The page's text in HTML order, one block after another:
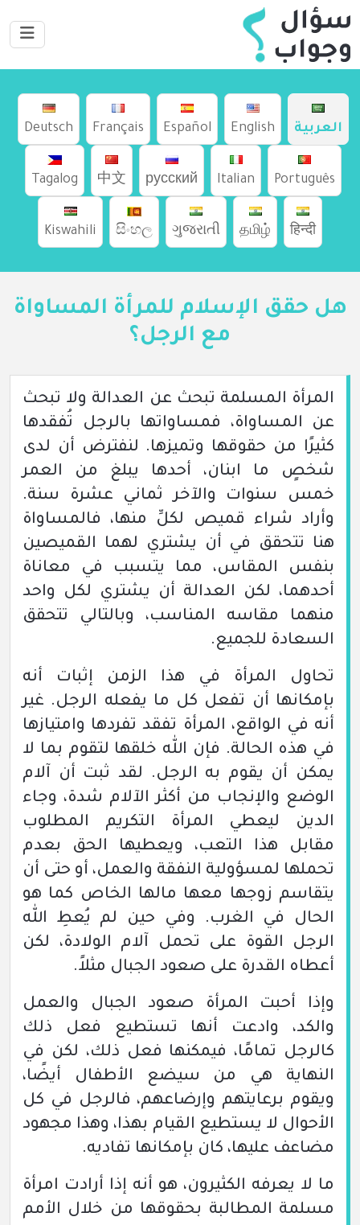
العربية English
Español
Français
Deutsch
Português
Italian
русский
中文
Tagalog
हिन्दी
தமிழ்
ગુજરાતી
සිංහල
Kiswahili
هل حقق الإسلام للمرأة المساواة
مع الرجل؟
المرأة المسلمة تبحث عن العدالة ولا تبحث
عن المساواة، فمساواتها بالرجل تُفقدها
كثيرًا من حقوقها وتميزها. لنفترض أن لدى
شخصٍ ما ابنان، أحدها يبلغ من العمر
خمس سنوات والآخر ثماني عشرة سنة.
وأراد شراء قميص لكلِّ منها، فالمساواة
هنا تتحقق في أن يشتري لهما القميصين
بنفس المقاس، مما يتسبب في معاناة
أحدهما، لكن العدالة أن يشتري لكل واحد
منهما مقاسه المناسب، وبالتالي تتحقق
السعادة للجميع.
تحاول المرأة في هذا الزمن إثبات أنه
بإمكانها أن تفعل كل ما يفعله الرجل. غير
أنه في الواقع، المرأة تفقد تفردها وامتيازها
في هذه الحالة. فإن الله خلقها لتقوم بما لا
يمكن أن يقوم به الرجل. لقد ثبت أن آلام
الوضع والإنجاب من أكثر الآلام شدة، وجاء
الدين ليعطي المرأة التكريم المطلوب
مقابل هذا التعب، ويعطيها الحق بعدم
تحملها لمسؤولية النفقة والعمل، أو حتى أن
يتقاسم زوجها معها مالها الخاص كما هو
الحال في الغرب. وفي حين لم يُعطِ الله
الرجل القوة على تحمل آلام الولادة، لكن
أعطاه القدرة على صعود الجبال مثلاً.
وإذا أحبت المرأة صعود الجبال والعمل
والكد، وادعت أنها تستطيع فعل ذلك
كالرجل تمامًا، فيمكنها فعل ذلك، لكن في
النهاية هي من سيضع الأطفال أيضًا،
ويقوم برعايتهم وإرضاعهم، فالرجل في كل
الأحوال لا يستطيع القيام بهذا، وهذا مجهود
مضاعف عليها، كان بإمكانها تفاديه.
ما لا يعرفه الكثيرون، هو أنه إذا أرادت امرأة
مسلمة المطالبة بحقوقها من خلال الأمم